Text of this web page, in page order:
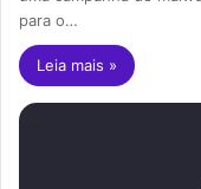
para o…
Leia mais »